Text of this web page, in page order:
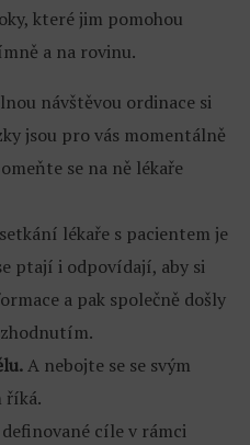
které jim pomohou
a na rovinu.
návštěvou ordinace si
jsou pro vás momentálně
se na ně lékaře
lékaře s pacientem je
ptají i odpovídají, aby si
a pak společně došly
A nebojte se se svým
říká.
definované cíle v rámci